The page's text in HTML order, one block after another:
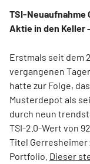
TSI-Neuaufnahme
Aktie in den Keller
Erstmals seit dem
vergangenen
hatte zur Folge,
Musterdepot als
durch neun
TSI-2.0-Wert von
Titel Gerresheimer
Portfolio. Dieser